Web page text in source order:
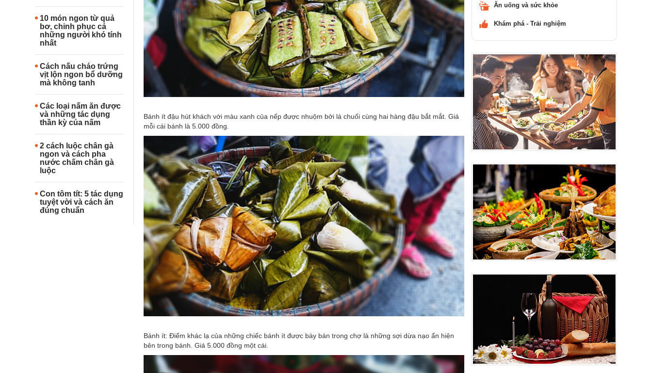
10 món ngon từ quả
bơ, chinh phục cả
những người khó tính
nhất
Cách nấu cháo trứng
vịt lộn ngon bổ dưỡng
mà không tanh
Các loại nấm ăn được
và những tác dụng
thần kỳ của nấm
2 cách luộc chân gà
ngon và cách pha
nước chấm chân gà
luộc
Con tôm tít: 5 tác dụng
tuyệt vời và cách ăn
đúng chuẩn
Bánh ít đậu hút khách với màu xanh của nếp được nhuộm bởi lá chuối cùng hai hàng đậu bắt mắt. Giá
mỗi cái bánh là 5.000 đồng.
Bánh ít: Điểm khác lạ của những chiếc bánh ít được bày bán trong chợ là những sợi dừa nạo ẩn hiện
bên trong bánh. Giá 5.000 đồng một cái.
Ăn uống và sức khỏe
Khám phá - Trải nghiệm